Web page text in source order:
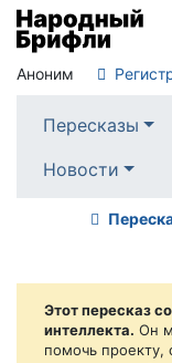
Аноним
Пересказы
Новости
Этот пересказ
интеллекта. Он
помочь проекту,